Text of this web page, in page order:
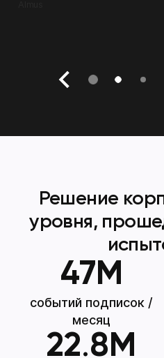
Решение
уровня,
47M
событий подписок /
месяц
22.8M